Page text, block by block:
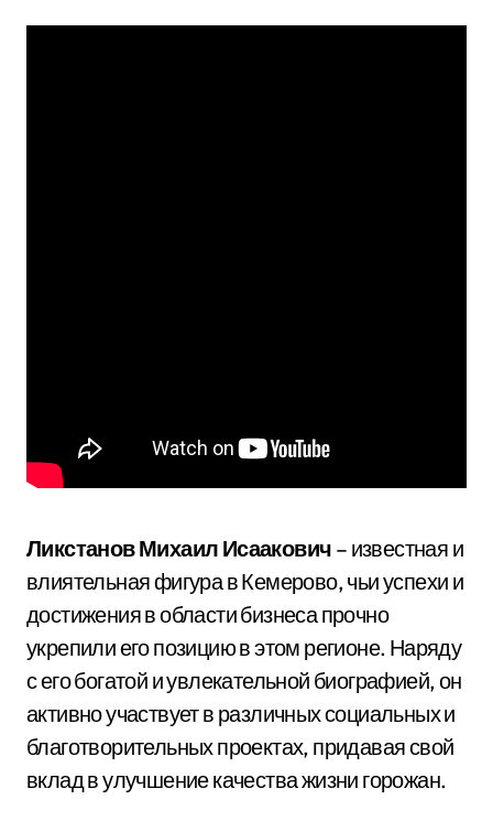
Ликстанов Михаил Исаакович – известная и
влиятельная фигура в Кемерово, чьи успехи и
достижения в области бизнеса прочно
укрепили его позицию в этом регионе. Наряду
с его богатой и увлекательной биографией, он
активно участвует в различных социальных и
благотворительных проектах, придавая свой
вклад в улучшение качества жизни горожан.